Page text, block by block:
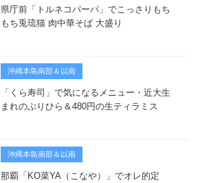
県庁前「トルネコパーパ」でこっさりもち
もち兎琉猫 肉中華そば 大盛り
沖縄本島南部＆以南
「くら寿司」で気になるメニュー・近大生
まれのぶりひら＆480円の生ティラミス
沖縄本島南部＆以南
那覇「KO菜YA（こなや）」でオレ的定